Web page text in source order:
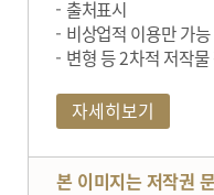
출처표시
비상업적 이용만 가능
변형 등 2차적 저작
자세히보기
본 이미지는 저작권